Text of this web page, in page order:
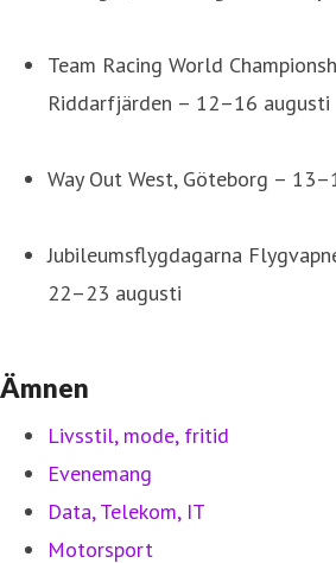
Team Racing World
Riddarfjärden – 12–16 augusti
Way Out West, Göteborg –
Jubileumsflygdagarna
22–23 augusti
Ämnen
Livsstil, mode, fritid
Evenemang
Data, Telekom, IT
Motorsport